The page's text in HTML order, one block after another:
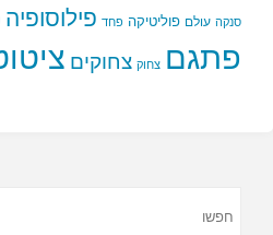
סנקה עולם פוליטיקה פחד פילוסופיה
פתגם צחוק צחוקים